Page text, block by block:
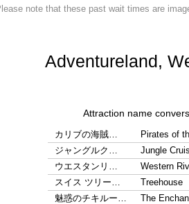
note that these past wait times are
Adventureland,
Attraction name
カリブの海賊…
Pirates of
ジャングルク…
Jungle
ウエスタンリ…
Western
スイス ツリー…
Treehouse
魅惑のチキルー…
The